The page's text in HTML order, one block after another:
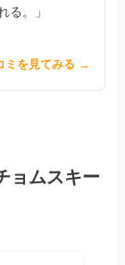
る。」
ミを見てみる →
ョムスキー